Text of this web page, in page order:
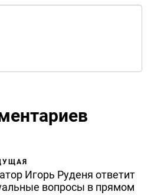
Игорь Руденя ответит
вопросы в прямом